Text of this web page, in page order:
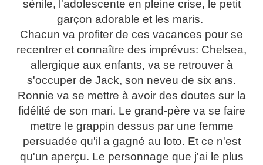
sénile, l'adolescente en pleine crise, le petit
garçon adorable et les maris.
Chacun va profiter de ces vacances pour se
recentrer et connaître des imprévus: Chelsea,
allergique aux enfants, va se retrouver à
s'occuper de Jack, son neveu de six ans.
Ronnie va se mettre à avoir des doutes sur la
fidélité de son mari. Le grand-père va se faire
mettre le grappin dessus par une femme
persuadée qu'il a gagné au loto. Et ce n'est
qu'un aperçu. Le personnage que j'ai le plus